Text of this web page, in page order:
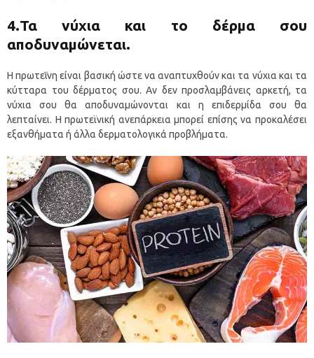
4.Τα νύχια και το δέρμα σου
αποδυναμώνεται.
Η πρωτεΐνη είναι βασική ώστε να αναπτυχθούν και τα νύχια και τα
κύτταρα του δέρματος σου. Αν δεν προσλαμβάνεις αρκετή, τα
νύχια σου θα αποδυναμώνονται και η επιδερμίδα σου θα
λεπταίνει. Η πρωτεϊνική ανεπάρκεια μπορεί επίσης να προκαλέσει
εξανθήματα ή άλλα δερματολογικά προβλήματα.